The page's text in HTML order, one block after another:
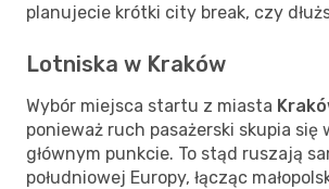
planujecie krótki city break, czy
Lotniska w Kraków
Wybór miejsca startu z miasta
ponieważ ruch pasażerski skupia się
głównym punkcie. To stąd ruszają
południowej Europy, łącząc